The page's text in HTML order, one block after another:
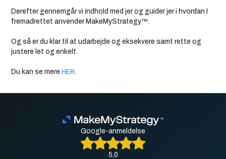
Derefter gennemgår vi indhold med jer og guider jer i hvordan I
fremadrettet anvender MakeMyStrategy™.
Og så er du klar til at udarbejde og eksekvere samt rette og
justere let og enkelt.
Du kan se mereHER
Google-anmeldelse
5,0